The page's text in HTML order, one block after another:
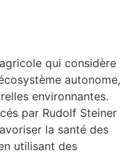
qui considère
autonome,
environnantes.
par Rudolf Steiner
la santé des
utilisant des